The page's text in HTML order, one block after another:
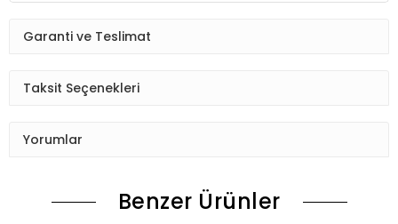
Garanti ve Teslimat
Taksit Seçenekleri
Yorumlar
Benzer Ürünler